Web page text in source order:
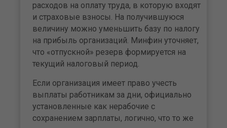
расходов на оплату труда, в которую входят
и страховые взносы. На получившуюся
величину можно уменьшить базу по налогу
на прибыль организаций. Минфин уточняет,
что «отпускной» резерв формируется на
текущий налоговый период.
Если организация имеет право учесть
выплаты работникам за дни, официально
установленные как нерабочие с
сохранением зарплаты, логично, что то же